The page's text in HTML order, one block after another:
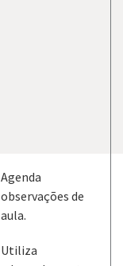
Agenda
observações de
aula.
Utiliza